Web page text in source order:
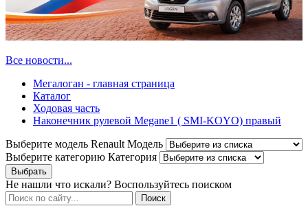
Все новости...
Мегалоган - главная страница
Каталог
Ходовая часть
Наконечник рулевой Megane1 ( SMI-KOYO) правый
Выберите модель Renault Модель
Выберите категорию Категория
Не нашли что искали? Воспользуйтесь поиском